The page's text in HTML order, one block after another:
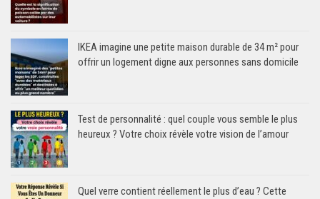
IKEA imagine une petite maison durable de 34 m² pour
offrir un logement digne aux personnes sans domicile
Test de personnalité : quel couple vous semble le plus
heureux ? Votre choix révèle votre vision de l’amour
Quel verre contient réellement le plus d’eau ? Cette